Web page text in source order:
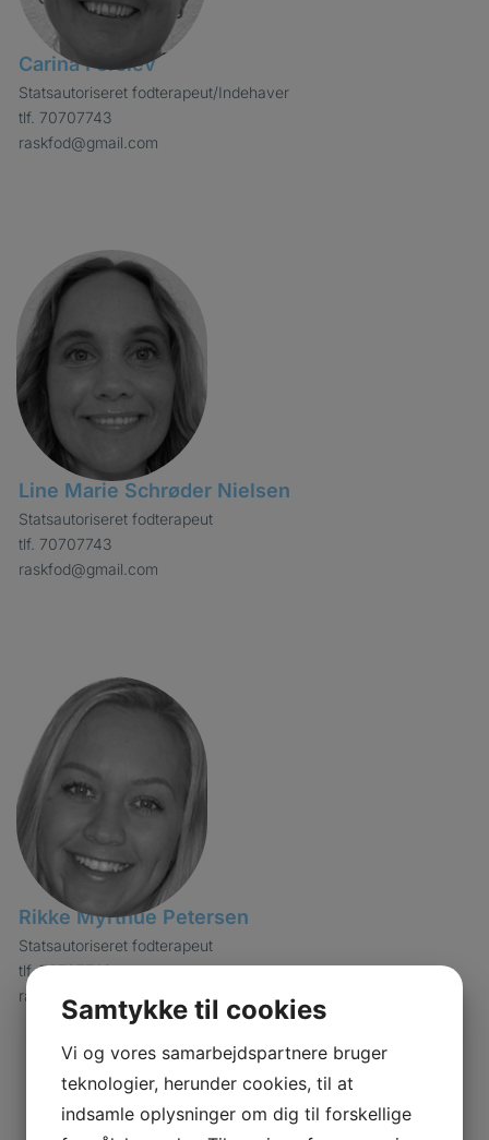
Carina Ferslev
Statsautoriseret fodterapeut/Indehaver
tlf. 70707743
raskfod@gmail.com
Line Marie Schrøder Nielsen
Statsautoriseret fodterapeut
tlf. 70707743
raskfod@gmail.com
Rikke Myrthue Petersen
Statsautoriseret fodterapeut
tlf. 70707743
raskfod@gmail.com
Samtykke til cookies
Vi og vores samarbejdspartnere bruger
teknologier, herunder cookies, til at
indsamle oplysninger om dig til forskellige